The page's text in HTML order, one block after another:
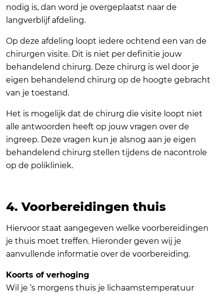
nodig is, dan word je overgeplaatst naar de
langverblijf afdeling.
Op deze afdeling loopt iedere ochtend een van de
chirurgen visite. Dit is niet per definitie jouw
behandelend chirurg. Deze chirurg is wel door je
eigen behandelend chirurg op de hoogte gebracht
van je toestand.
Het is mogelijk dat de chirurg die visite loopt niet
alle antwoorden heeft op jouw vragen over de
ingreep. Deze vragen kun je alsnog aan je eigen
behandelend chirurg stellen tijdens de nacontrole
op de polikliniek.
4. Voorbereidingen thuis
Hiervoor staat aangegeven welke voorbereidingen
je thuis moet treffen. Hieronder geven wij je
aanvullende informatie over de voorbereiding.
Koorts of verhoging
Wil je ‘s morgens thuis je lichaamstemperatuur